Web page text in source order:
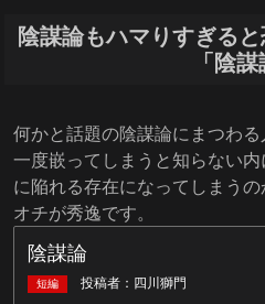
陰謀論もハマりすぎる
「陰謀
何かと話題の陰謀論にまつわる
一度嵌ってしまうと知らない
に陥れる存在になってしまうの
オチが秀逸です。